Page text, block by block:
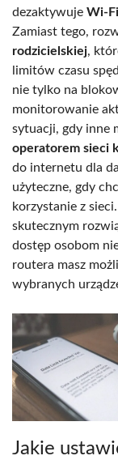
dezaktywuje Wi-
Zamiast tego,
rodzicielskiej,
limitów czasu
nie tylko na
monitorowanie
sytuacji, gdy inne
operatorem sieci
do internetu dla
użyteczne, gdy
korzystanie z
skutecznym
dostęp osobom
routera masz
wybranych
Jakie